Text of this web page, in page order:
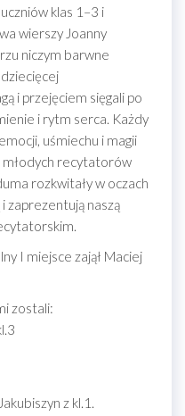
klas 1–3 i
wierszy Joanny
niczym barwne
i przejęciem sięgali po
i rytm serca. Każdy
uśmiechu i magii
młodych recytatorów
rozkwitały w oczach
zaprezentują naszą
I miejsce zajął Maciej
zostali:
z kl.1.